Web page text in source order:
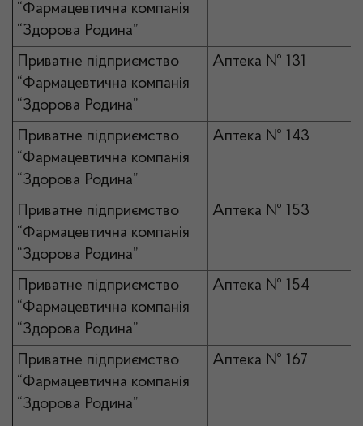
“Фармацевтична компанія
“Здорова Родина”
Приватне підприємство
“Фармацевтична компанія
“Здорова Родина”
Аптека № 131
Приватне підприємство
“Фармацевтична компанія
“Здорова Родина”
Аптека № 143
Приватне підприємство
“Фармацевтична компанія
“Здорова Родина”
Аптека № 153
Приватне підприємство
“Фармацевтична компанія
“Здорова Родина”
Аптека № 154
Приватне підприємство
“Фармацевтична компанія
“Здорова Родина”
Аптека № 167